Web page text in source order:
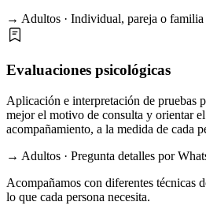
→ Adultos · Individual, pareja o familia
Evaluaciones psicológicas
Aplicación e interpretación de pruebas
mejor el motivo de consulta y orientar
acompañamiento, a la medida de cada
→ Adultos · Pregunta detalles por
Acompañamos con diferentes técnicas
lo que cada persona necesita.